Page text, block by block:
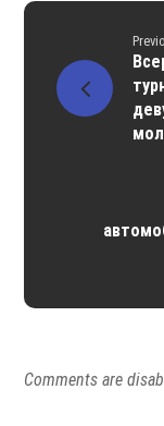
Comments are